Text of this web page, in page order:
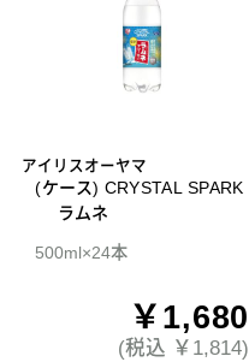
アイリスオーヤマ
(ケース) CRYSTAL SPARK
ラムネ
500ml×24本
￥1,680
(税込 ￥1,814)